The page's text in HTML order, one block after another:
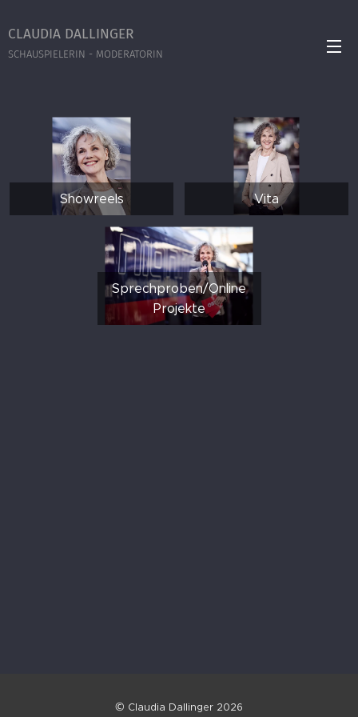
CLAUDIA DALLINGER
SCHAUSPIELERIN - MODERATORIN
Showreels Vita
Sprechproben/Online
Projekte
© Claudia Dallinger 2026